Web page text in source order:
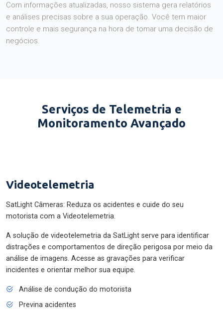
Com informações atualizadas, nosso sistema gera relatórios
e análises precisas sobre a sua operação. Você tem maior
controle e mais segurança na hora de tomar uma decisão de
negócios.
Serviços de Telemetria e
Monitoramento Avançado
Videotelemetria
SatLight Câmeras: Reduza os acidentes e cuide do seu
motorista com a Videotelemetria.
A solução de videotelemetria da SatLight serve para identificar
distrações e comportamentos de direção perigosa por meio da
análise de imagens. Acesse as gravações para verificar
incidentes e orientar melhor sua equipe.
Análise de condução do motorista
Previna acidentes